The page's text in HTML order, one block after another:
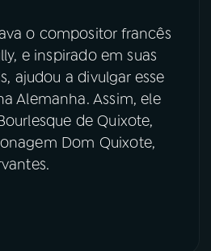
o compositor francês
e inspirado em suas
ajudou a divulgar esse
Alemanha. Assim, ele
de Quixote,
Dom Quixote,